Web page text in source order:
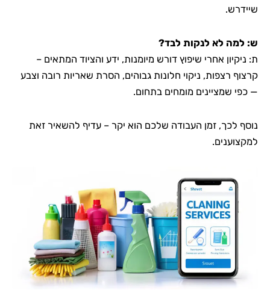
שיידרש.
ש: למה לא לנקות לבד?
ת: ניקיון אחרי שיפוץ דורש מיומנות, ידע והציוד המתאים –
קרצוף רצפות, ניקוי חלונות גבוהים, הסרת שאריות רובה וצבע
— כפי שמציינים מומחים בתחום.
נוסף לכך, זמן העבודה שלכם הוא יקר – עדיף להשאיר זאת
למקצוענים.